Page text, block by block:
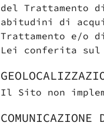
del Trattamento
abitudini di
Trattamento e/o
Lei conferita sul
Il Sito non